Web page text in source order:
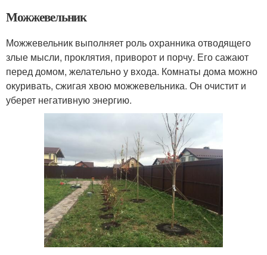
Можжевельник
Можжевельник выполняет роль охранника отводящего
злые мысли, проклятия, приворот и порчу. Его сажают
перед домом, желательно у входа. Комнаты дома можно
окуривать, сжигая хвою можжевельника. Он очистит и
уберет негативную энергию.